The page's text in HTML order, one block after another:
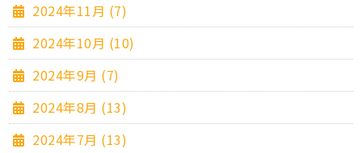
2024年11月 (7)
2024年10月 (10)
2024年9月 (7)
2024年8月 (13)
2024年7月 (13)